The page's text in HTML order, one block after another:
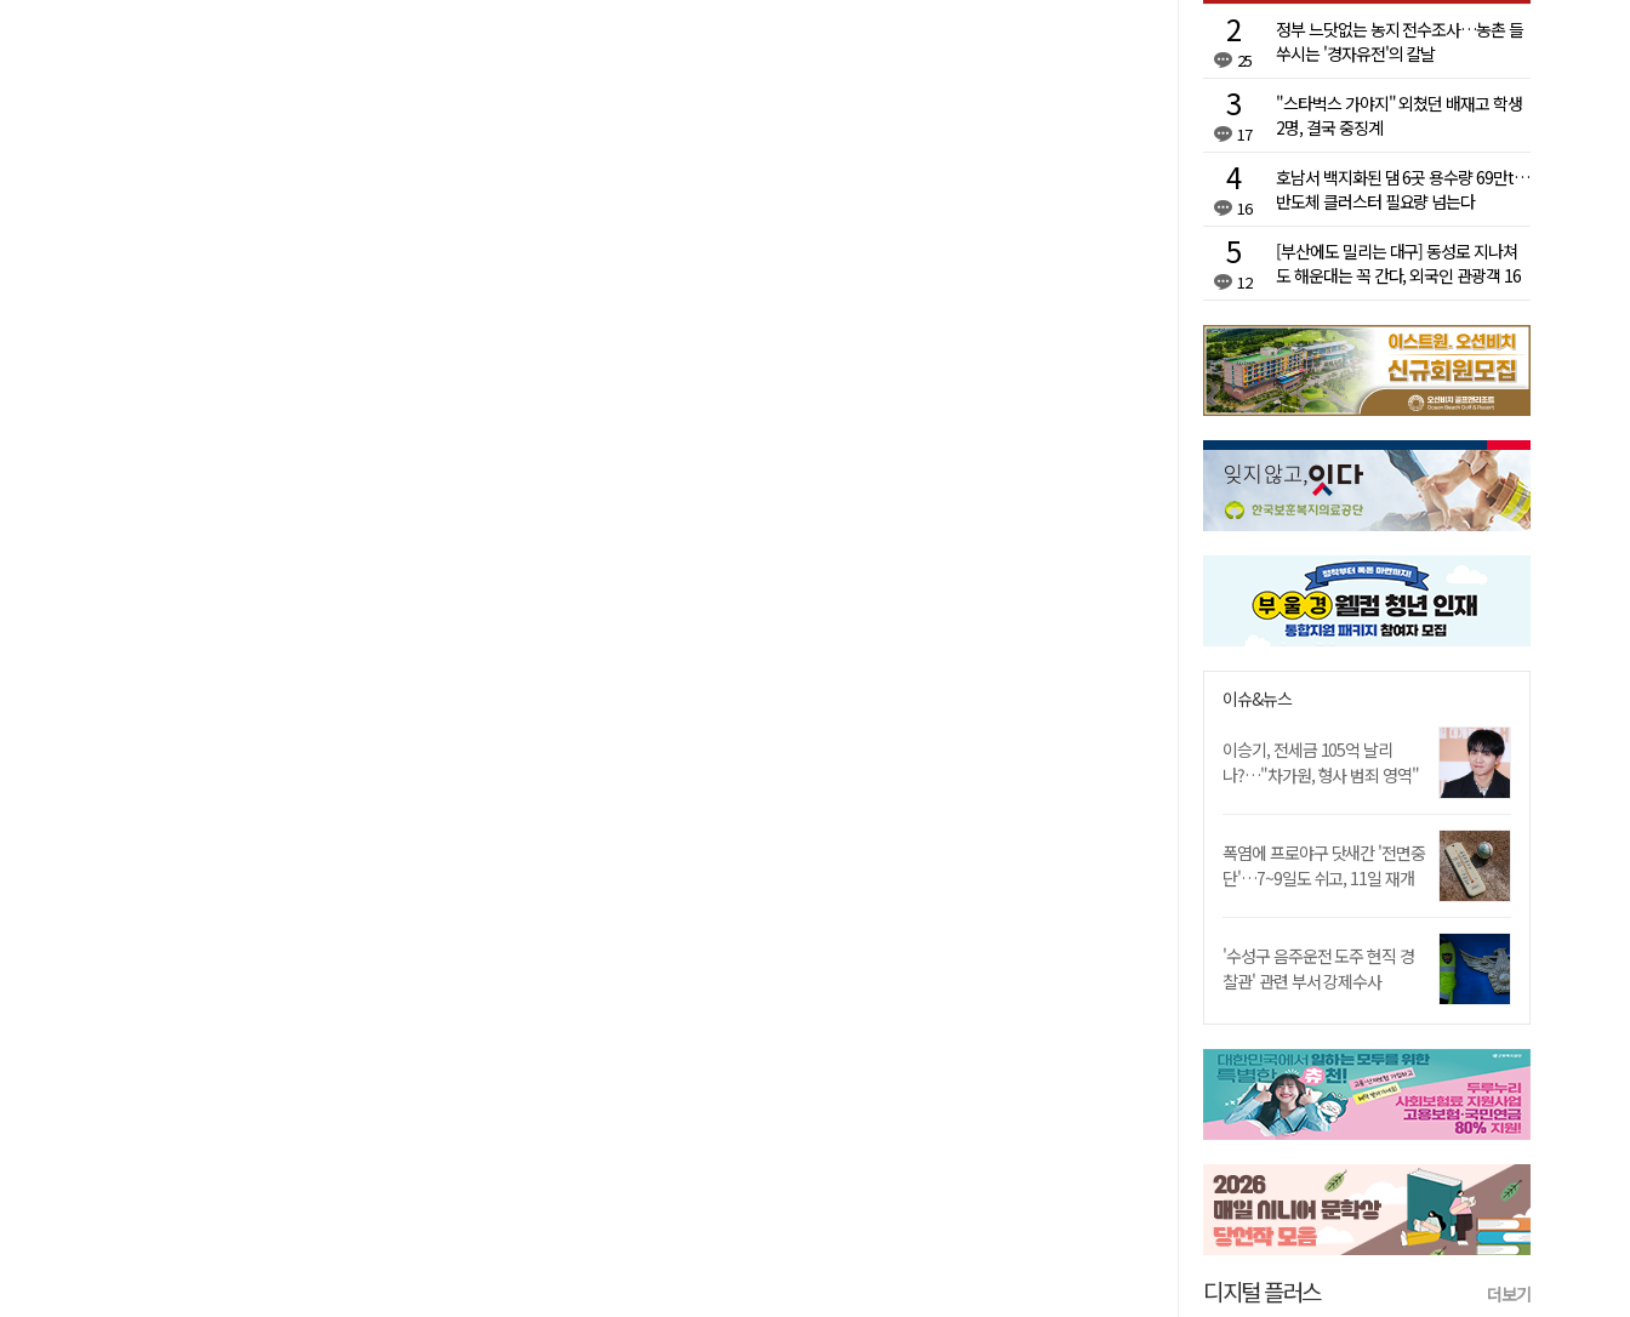
25
정부 느닷없는 농지 전수조사…농촌 들
쑤시는 '경자유전'의 칼날
17
"스타벅스 가야지" 외쳤던 배재고 학생
2명, 결국 중징계
16
호남서 백지화된 댐 6곳 용수량 69만t…
반도체 클러스터 필요량 넘는다
12
[부산에도 밀리는 대구] 동성로 지나쳐
도 해운대는 꼭 간다, 외국인 관광객 16
이슈&뉴스
이승기, 전세금 105억 날리
나?…"차가원, 형사 범죄 영역"
폭염에 프로야구 닷새간 '전면중
단'…7~9일도 쉬고, 11일 재개
'수성구 음주운전 도주 현직 경
찰관' 관련 부서 강제수사
디지털 플러스 더보기